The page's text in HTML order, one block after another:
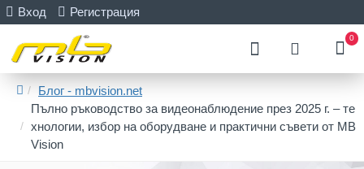
Вход Регистрация
0
Блог - mbvision.net
Пълно ръководство за видеонаблюдение през 2025 г. – те
хнологии, избор на оборудване и практични съвети от MB
Vision